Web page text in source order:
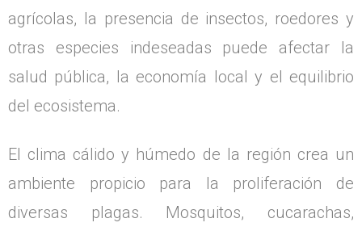
agrícolas, la presencia de insectos, roedores y
otras especies indeseadas puede afectar la
salud pública, la economía local y el equilibrio
del ecosistema.
El clima cálido y húmedo de la región crea un
ambiente propicio para la proliferación de
diversas plagas. Mosquitos, cucarachas,